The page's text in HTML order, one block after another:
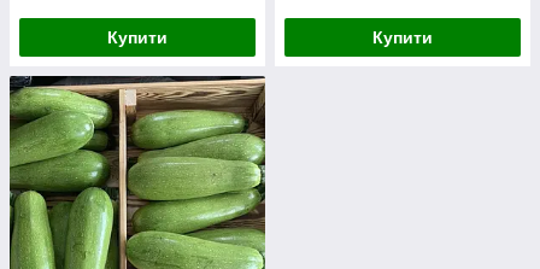
Купити Купити